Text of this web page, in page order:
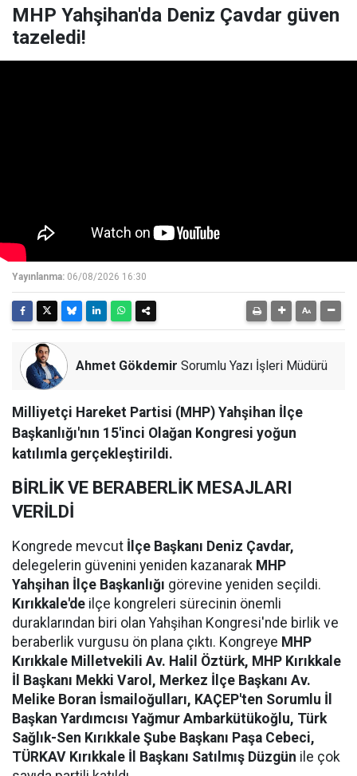
MHP Yahşihan'da Deniz Çavdar güven
tazeledi!
Yayınlanma: 06/08/2026 16:30
Ahmet Gökdemir Sorumlu Yazı İşleri Müdürü
Milliyetçi Hareket Partisi (MHP) Yahşihan İlçe
Başkanlığı'nın 15'inci Olağan Kongresi yoğun
katılımla gerçekleştirildi.
BİRLİK VE BERABERLİK MESAJLARI
VERİLDİ
Kongrede mevcut İlçe Başkanı Deniz Çavdar,
delegelerin güvenini yeniden kazanarak MHP
Yahşihan İlçe Başkanlığı görevine yeniden seçildi.
Kırıkkale'de ilçe kongreleri sürecinin önemli
duraklarından biri olan Yahşihan Kongresi'nde birlik ve
beraberlik vurgusu ön plana çıktı. Kongreye MHP
Kırıkkale Milletvekili Av. Halil Öztürk, MHP Kırıkkale
İl Başkanı Mekki Varol, Merkez İlçe Başkanı Av.
Melike Boran İsmailoğulları, KAÇEP'ten Sorumlu İl
Başkan Yardımcısı Yağmur Ambarkütükoğlu, Türk
Sağlık-Sen Kırıkkale Şube Başkanı Paşa Cebeci,
TÜRKAV Kırıkkale İl Başkanı Satılmış Düzgün ile çok